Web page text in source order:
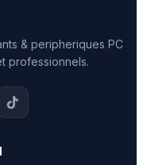
& peripheriques PC
professionnels.